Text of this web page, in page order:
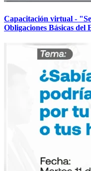
Capacitación virtual -
Obligaciones Básicas del